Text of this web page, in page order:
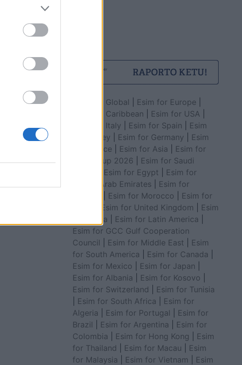
Esim for Global Esim for Europe
Esim for Caribbean
Esim for USA
Esim for Italy
Esim for Spain
Esim
for Turkey
Esim for Germany
Esim
for Greece
Esim for Asia
Esim for
World Cup 2026
Esim for Saudi
Esim for Egypt
Esim for
United Arab Emirates
Esim for
Esim for Morocco
Esim for
Esim for United Kingdom
Esim
for Africa
Esim for Latin America
Esim for GCC Gulf Cooperation
Council
Esim for Middle East
Esim
for South America
Esim for Canada
Esim for Mexico
Esim for Japan
Esim for Albania
Esim for Kosovo
Esim for Switzerland
Esim for Tunisia
Esim for South Africa
Esim for
Algeria
Esim for Portugal
Esim for
Brazil
Esim for Argentina
Esim for
Colombia
Esim for Hong Kong
Esim
for Thailand
Esim for Macau
Esim
for Malaysia
Esim for Vietnam
Esim